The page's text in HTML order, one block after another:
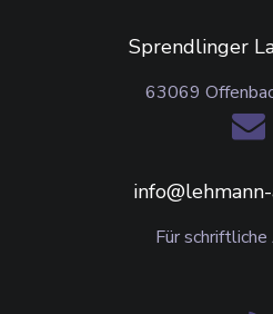
Sprendlinger
63069
Für